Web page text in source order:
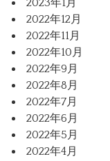
2023年1月
2022年12月
2022年11月
2022年10月
2022年9月
2022年8月
2022年7月
2022年6月
2022年5月
2022年4月